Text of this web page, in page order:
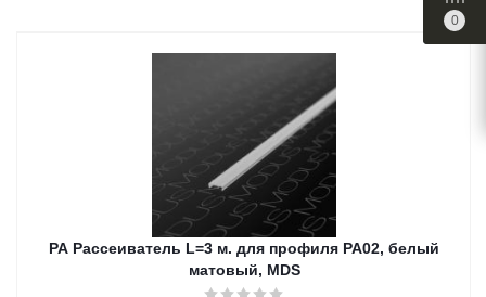
PA Рассеиватель L=3 м. для профиля РА02, белый
матовый, MDS
0